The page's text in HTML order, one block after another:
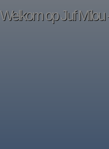
Welkom op Juf Milou